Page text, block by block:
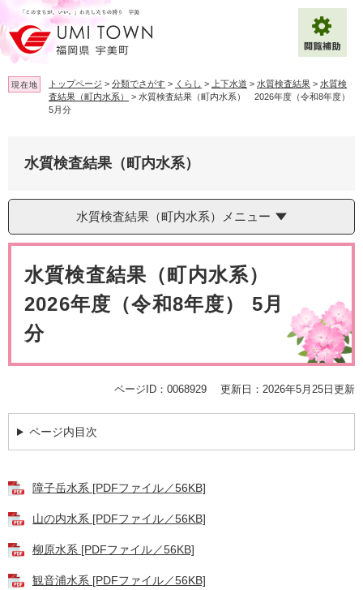
ー
ジ
の
先
頭
ニ
ュ
ー
を
飛
背景色変更 白 黒
Multilingual（English・中文・한글）
現在地 トップページ > 分類でさがす > くらし > 上下水道 > 水質検査結果 > 水質検
査結果（町内水系）
> 水質検査結果（町内水系） 2026年度（令和8年度）
5月分
水質検査結果（町内水系）
水質検査結果（町内水系）メニュー
水質検査結果（町内水系）
2026年度（令和8年度） 5月
分
ページID：0068929 更新日：2026年5月25日更新
ページ内目次
障子岳水系 [PDFファイル／56KB]
山の内水系 [PDFファイル／56KB]
柳原水系 [PDFファイル／56KB]
観音浦水系 [PDFファイル／56KB]